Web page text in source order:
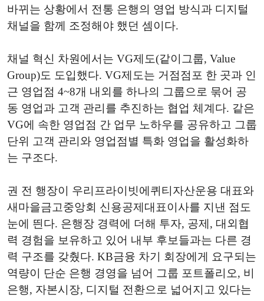
바뀌는 상황에서 전통 은행의 영업 방식과 디지털
채널을 함께 조정해야 했던 셈이다.
채널 혁신 차원에서는 VG제도(같이그룹, Value
Group)도 도입했다. VG제도는 거점점포 한 곳과 인
근 영업점 4~8개 내외를 하나의 그룹으로 묶어 공
동 영업과 고객 관리를 추진하는 협업 체계다. 같은
VG에 속한 영업점 간 업무 노하우를 공유하고 그룹
단위 고객 관리와 영업점별 특화 영업을 활성화하
는 구조다.
권 전 행장이 우리프라이빗에퀴티자산운용 대표와
새마을금고중앙회 신용공제대표이사를 지낸 점도
눈에 띈다. 은행장 경력에 더해 투자, 공제, 대외협
력 경험을 보유하고 있어 내부 후보들과는 다른 경
력 구조를 갖췄다. KB금융 차기 회장에게 요구되는
역량이 단순 은행 경영을 넘어 그룹 포트폴리오, 비
은행, 자본시장, 디지털 전환으로 넓어지고 있다는